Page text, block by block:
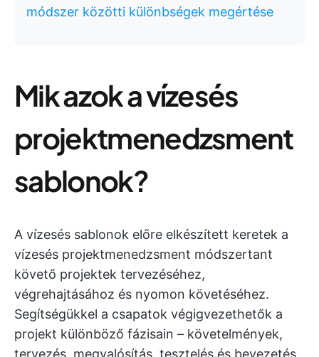
módszer közötti különbségek megértése
Mik azok a vízesés
projektmenedzsment
sablonok?
A vízesés sablonok előre elkészített keretek a
vízesés projektmenedzsment módszertant
követő projektek tervezéséhez,
végrehajtásához és nyomon követéséhez.
Segítségükkel a csapatok végigvezethetők a
projekt különböző fázisain – követelmények,
tervezés, megvalósítás, tesztelés és bevezetés